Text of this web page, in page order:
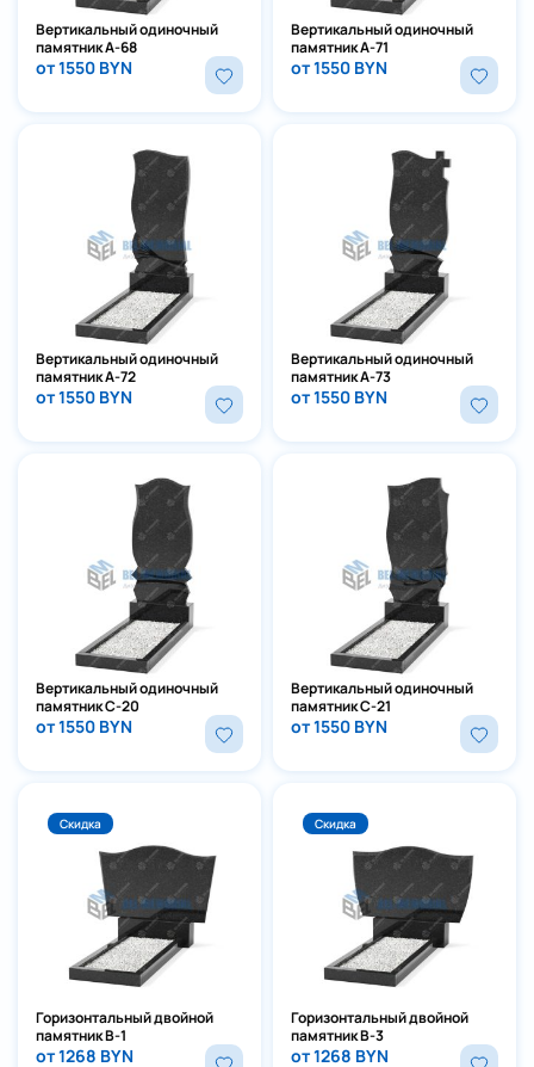
Вертикальный одиночный
памятник А-68
от 1550 BYN
Вертикальный одиночный
памятник А-71
от 1550 BYN
Вертикальный одиночный
памятник А-72
от 1550 BYN
Вертикальный одиночный
памятник А-73
от 1550 BYN
Вертикальный одиночный
памятник С-20
от 1550 BYN
Вертикальный одиночный
памятник С-21
от 1550 BYN
Скидка
Горизонтальный двойной
памятник В-1
от 1268 BYN
Скидка
Горизонтальный двойной
памятник В-3
от 1268 BYN